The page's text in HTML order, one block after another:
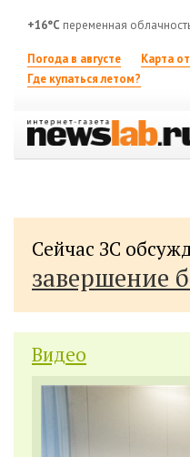
+16°C переменная
Погода в августе Карта
Где купаться летом?
Сейчас ЗС
завершение
Видео